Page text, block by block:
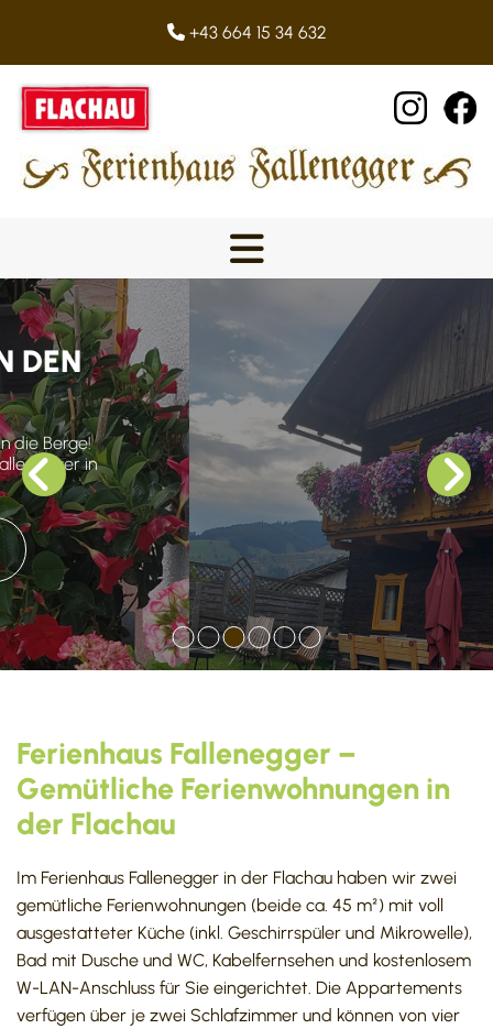
 +43 664 15 34 632
IHR URLAUB IN DEN
BERGEN
Raus aus dem Alltag - rein in die Berge!
Willkommen im Ferienhaus Fallenegger in
weiterlesen
Ferienhaus Fallenegger –
Gemütliche Ferienwohnungen in
der Flachau
Im Ferienhaus Fallenegger in der Flachau haben wir zwei
gemütliche Ferienwohnungen (beide ca. 45 m²) mit voll
ausgestatteter Küche (inkl. Geschirrspüler und Mikrowelle),
Bad mit Dusche und WC, Kabelfernsehen und kostenlosem
W-LAN-Anschluss für Sie eingerichtet. Die Appartements
verfügen über je zwei Schlafzimmer und können von vier